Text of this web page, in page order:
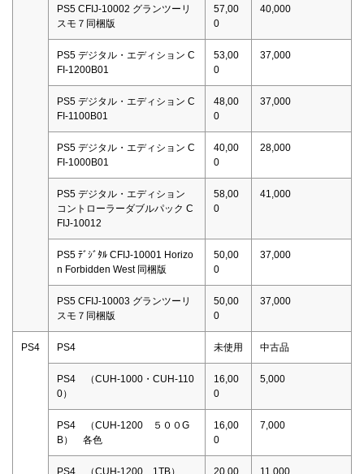
PS5 CFIJ-10002 グランツーリ
スモ７同梱版
57,00
0
40,000
PS5 デジタル・エディション C
FI-1200B01
53,00
0
37,000
PS5 デジタル・エディション C
FI-1100B01
48,00
0
37,000
PS5 デジタル・エディション C
FI-1000B01
40,00
0
28,000
PS5 デジタル・エディション
コントローラーダブルパック C
FIJ-10012
58,00
0
41,000
PS5 ﾃﾞｼﾞﾀﾙ CFIJ-10001 Horizo
n Forbidden West 同梱版
50,00
0
37,000
PS5 CFIJ-10003 グランツーリ
スモ７同梱版
50,00
0
37,000
PS4 PS4 未使用 中古品
PS4 （CUH-1000・CUH-110
0）
16,00
0
5,000
PS4 （CUH-1200 ５００G
B） 各色
16,00
0
7,000
PS4 （CUH-1200 1TB）
20,00
11,000